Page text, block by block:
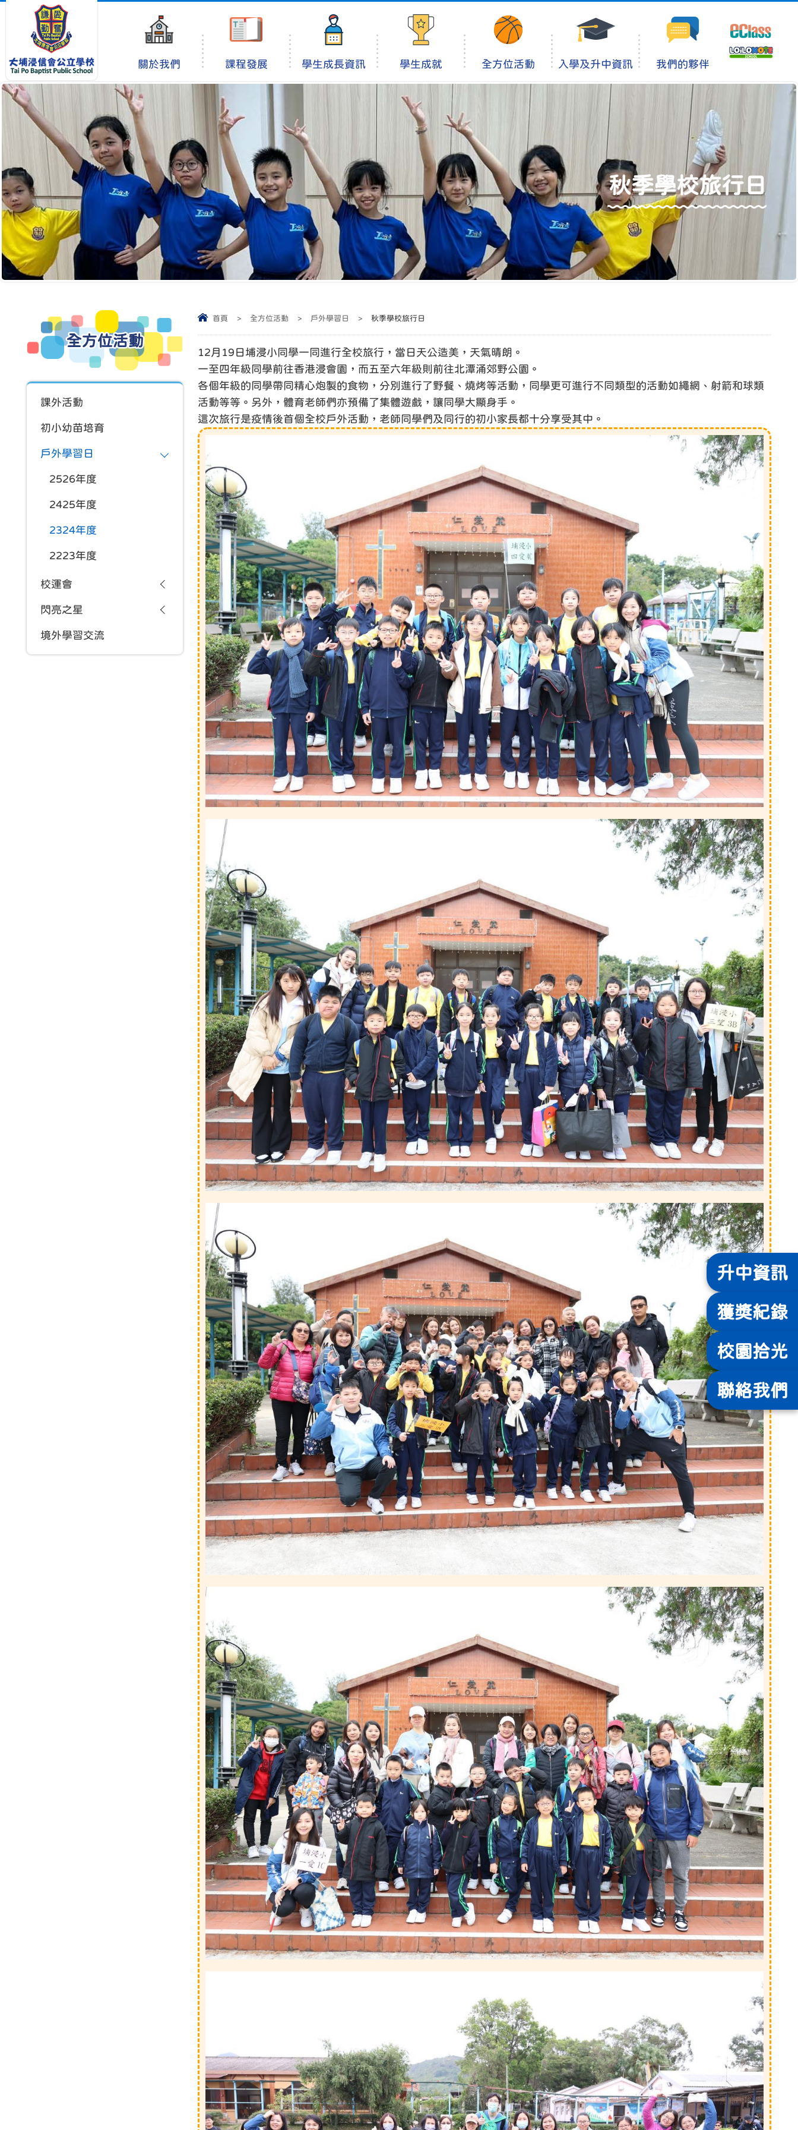
關於我們 課程發展 學生成長資訊 學生成就 全方位活動 入學及升中資訊 我們的夥伴
秋季學校旅行日
首頁 > 全方位活動 > 戶外學習日 > 秋季學校旅行日
12月19日埔浸小同學一同進行全校旅行，當日天公造美，天氣晴朗。
一至四年級同學前往香港浸會園，而五至六年級則前往北潭涌郊野公園。
各個年級的同學帶同精心炮製的食物，分別進行了野餐、燒烤等活動，同學更可進行不同類型的活動如繩網、射箭和球類
活動等等。另外，體育老師們亦預備了集體遊戲，讓同學大顯身手。
這次旅行是疫情後首個全校戶外活動，老師同學們及同行的初小家長都十分享受其中。
全方位活動
課外活動
初小幼苗培育
戶外學習日
2526年度
2425年度
2324年度
2223年度
校運會
閃亮之星
境外學習交流
升中資訊
獲獎紀錄
校園拾光
聯絡我們